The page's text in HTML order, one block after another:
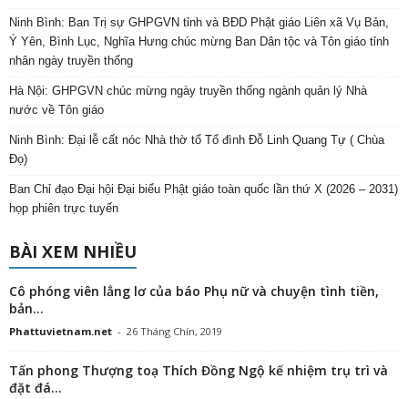
Ninh Bình: Ban Trị sự GHPGVN tỉnh và BĐD Phật giáo Liên xã Vụ Bản,
Ý Yên, Bình Lục, Nghĩa Hưng chúc mừng Ban Dân tộc và Tôn giáo tỉnh
nhân ngày truyền thống
Hà Nội: GHPGVN chúc mừng ngày truyền thống ngành quản lý Nhà
nước về Tôn giáo
Ninh Bình: Đại lễ cất nóc Nhà thờ tổ Tổ đình Đỗ Linh Quang Tự ( Chùa
Đọ)
Ban Chỉ đạo Đại hội Đại biểu Phật giáo toàn quốc lần thứ X (2026 – 2031)
họp phiên trực tuyến
BÀI XEM NHIỀU
Cô phóng viên lẳng lơ của báo Phụ nữ và chuyện tình tiền,
bản...
Phattuvietnam.net - 26 Tháng Chín, 2019
Tấn phong Thượng toạ Thích Đồng Ngộ kế nhiệm trụ trì và
đặt đá...